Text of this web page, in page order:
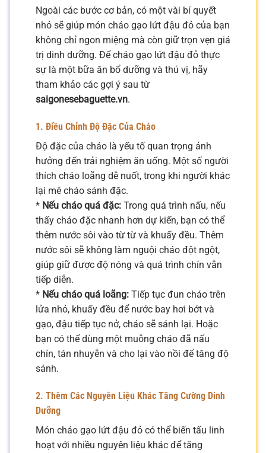
Ngoài các bước cơ bản, có một vài bí quyết
nhỏ sẽ giúp món cháo gạo lứt đậu đỏ của bạn
không chỉ ngon miệng mà còn giữ trọn vẹn giá
trị dinh dưỡng. Để cháo gạo lứt đậu đỏ thực
sự là một bữa ăn bổ dưỡng và thú vị, hãy
tham khảo các gợi ý sau từ
saigonesebaguette.vn.
1. Điều Chỉnh Độ Đặc Của Cháo
Độ đặc của cháo là yếu tố quan trọng ảnh
hưởng đến trải nghiệm ăn uống. Một số người
thích cháo loãng dễ nuốt, trong khi người khác
lại mê cháo sánh đặc.
* Nếu cháo quá đặc: Trong quá trình nấu, nếu
thấy cháo đặc nhanh hơn dự kiến, bạn có thể
thêm nước sôi vào từ từ và khuấy đều. Thêm
nước sôi sẽ không làm nguội cháo đột ngột,
giúp giữ được độ nóng và quá trình chín vẫn
tiếp diễn.
* Nếu cháo quá loãng: Tiếp tục đun cháo trên
lửa nhỏ, khuấy đều để nước bay hơi bớt và
gạo, đậu tiếp tục nở, cháo sẽ sánh lại. Hoặc
bạn có thể dùng một muỗng cháo đã nấu
chín, tán nhuyễn và cho lại vào nồi để tăng độ
sánh.
2. Thêm Các Nguyên Liệu Khác Tăng Cường Dinh
Dưỡng
Món cháo gạo lứt đậu đỏ có thể biến tấu linh
hoạt với nhiều nguyên liệu khác để tăng